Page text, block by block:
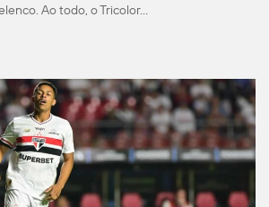
Ao todo, o Tricolor…